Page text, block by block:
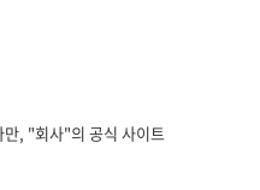
만, "회사"의 공식 사이트